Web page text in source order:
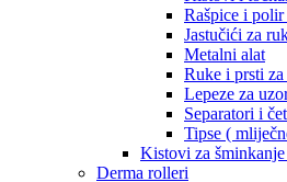
Rašpice i
Jastučići za
Metalni alat
Ruke i prsti
Lepeze za
Separatori i
Tipse (
Kistovi za
Derma rolleri